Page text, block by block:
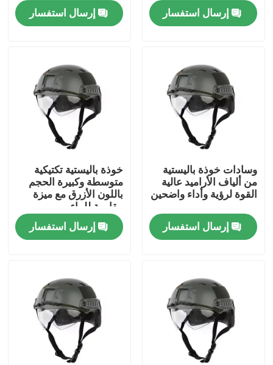
المنزل
فيديوهات
جولة في المصنع
مراقبة الجودة
أخبار
اطلب اقتباس
ملابس عسكرية تكتيكية
سترة عسكرية تكتيكية مضادة للرصاص
إرسال استفسار
إرسال استفسار
وسادات خوذة باليستية
من ألياف الأراميد عالية
القوة لرؤية وأداء واضحين
إرسال استفسار
خوذة باليستية تكتيكية
متوسطة وكبيرة الحجم
باللون الأزرق مع ميزة
مقاومة للماء
إرسال استفسار